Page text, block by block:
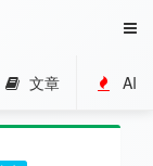
文章 AI